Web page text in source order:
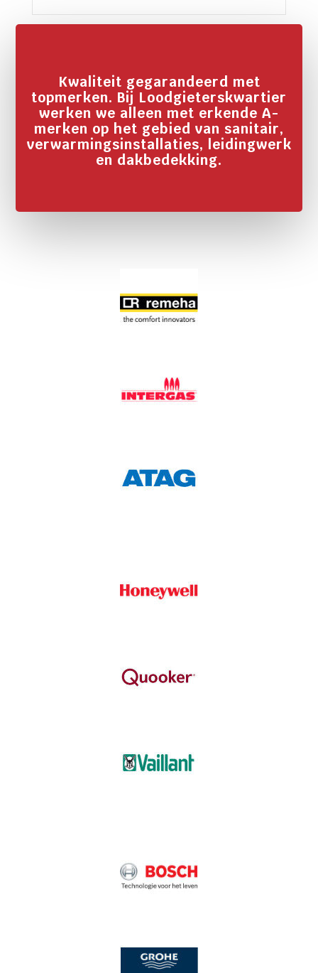
Kwaliteit gegarandeerd met
topmerken. Bij Loodgieterskwartier
werken we alleen met erkende A-
merken op het gebied van sanitair,
verwarmingsinstallaties, leidingwerk
en dakbedekking.